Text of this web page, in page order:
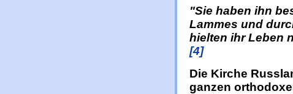
"Sie haben ihn
Lammes und
hielten ihr Leben
[4]
Die Kirche
ganzen